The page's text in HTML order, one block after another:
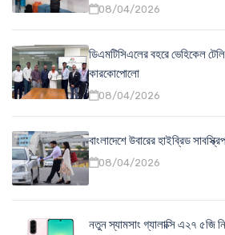
08/04/2026
ডিএমটিসিএলের বহরে ভেহিকেল
কারকোপোলো
08/04/2026
বাংলাদেশে উবারের হাইব্রিড
08/04/2026
নতুন স্যামসাং গ্যালাক্সি এ২৭ ৫জি